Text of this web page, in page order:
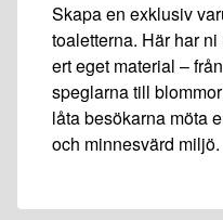
Skapa en exklusiv
toaletterna. Här har
ert eget material –
speglarna till
låta besökarna möta
och minnesvärd miljö.